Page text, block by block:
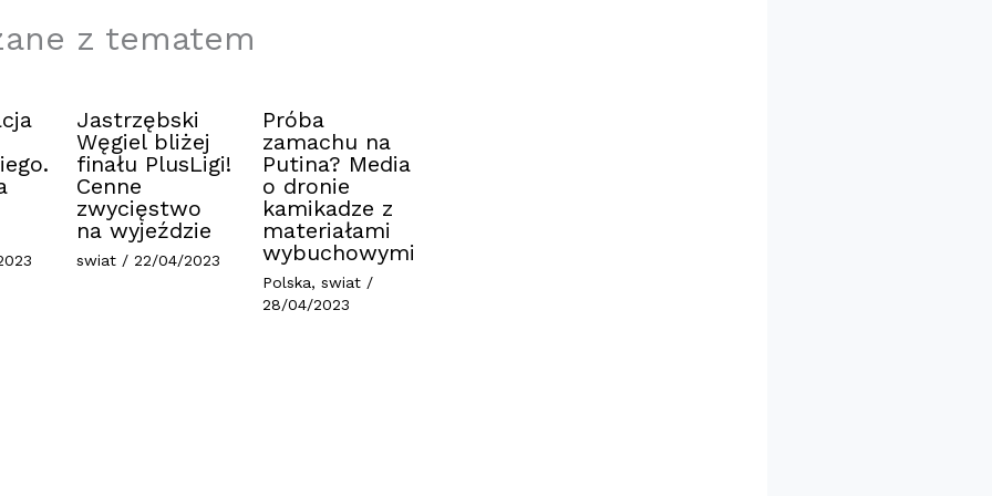
z tematem
Jastrzębski
Węgiel bliżej
finału PlusLigi!
Cenne
zwycięstwo
na wyjeździe
swiat /22/04/2023
Próba
zamachu na
Putina? Media
o dronie
kamikadze z
materiałami
wybuchowymi
Polska, swiat/
28/04/2023